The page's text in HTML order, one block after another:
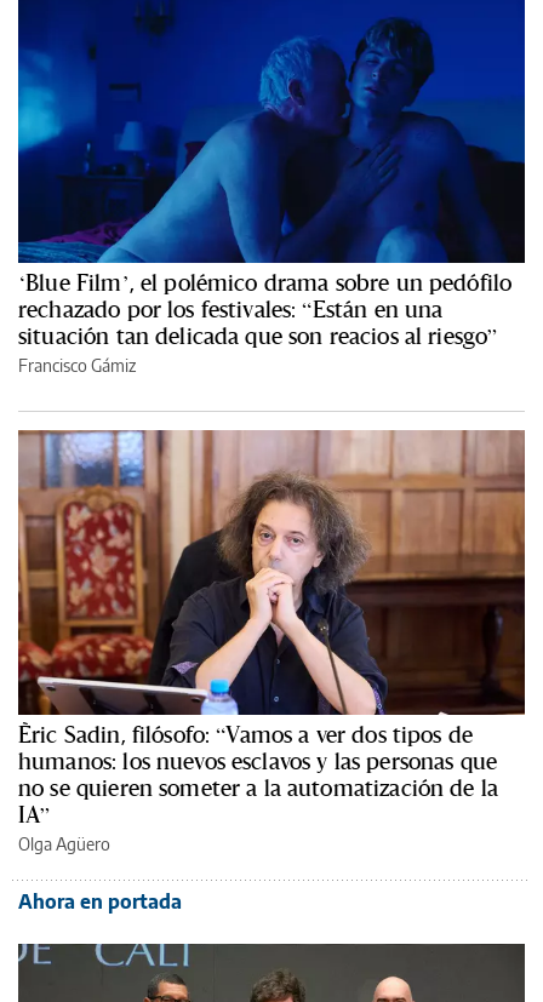
‘Blue Film’, el polémico drama sobre un pedófilo
rechazado por los festivales: “Están en una
situación tan delicada que son reacios al riesgo”
Francisco Gámiz
Èric Sadin, filósofo: “Vamos a ver dos tipos de
humanos: los nuevos esclavos y las personas que
no se quieren someter a la automatización de la
IA”
Olga Agüero
Ahora en portada